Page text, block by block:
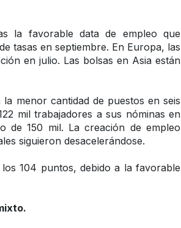
la favorable data de empleo que
tasas en septiembre. En Europa, las
en julio. Las bolsas en Asia están
menor cantidad de puestos en seis
mil trabajadores a sus nóminas en
de 150 mil. La creación de empleo
siguieron desacelerándose.
104 puntos, debido a la favorable